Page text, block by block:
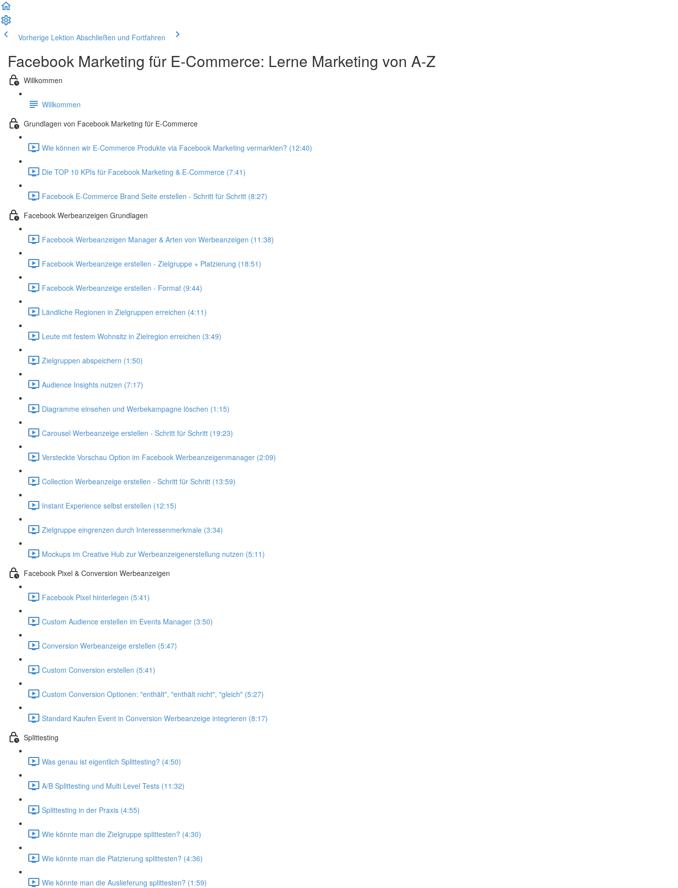
Vorherige Lektion Abschließen und Fortfahren
Facebook Marketing für E-Commerce: Lerne Marketing von A-Z
Willkommen
Willkommen
Grundlagen von Facebook Marketing für E-Commerce
Wie können wir E-Commerce Produkte via Facebook Marketing vermarkten? (12:40)
Die TOP 10 KPIs für Facebook Marketing & E-Commerce (7:41)
Facebook E-Commerce Brand Seite erstellen - Schritt für Schritt (8:27)
Facebook Werbeanzeigen Grundlagen
Facebook Werbeanzeigen Manager & Arten von Werbeanzeigen (11:38)
Facebook Werbeanzeige erstellen - Zielgruppe + Platzierung (18:51)
Facebook Werbeanzeige erstellen - Format (9:44)
Ländliche Regionen in Zielgruppen erreichen (4:11)
Leute mit festem Wohnsitz in Zielregion erreichen (3:49)
Zielgruppen abspeichern (1:50)
Audience Insights nutzen (7:17)
Diagramme einsehen und Werbekampagne löschen (1:15)
Carousel Werbeanzeige erstellen - Schritt für Schritt (19:23)
Versteckte Vorschau Option im Facebook Werbeanzeigenmanager (2:09)
Collection Werbeanzeige erstellen - Schritt für Schritt (13:59)
Instant Experience selbst erstellen (12:15)
Zielgruppe eingrenzen durch Interessenmerkmale (3:34)
Mockups im Creative Hub zur Werbeanzeigenerstellung nutzen (5:11)
Facebook Pixel & Conversion Werbeanzeigen
Facebook Pixel hinterlegen (5:41)
Custom Audience erstellen im Events Manager (3:50)
Conversion Werbeanzeige erstellen (5:47)
Custom Conversion erstellen (5:41)
Custom Conversion Optionen: "enthält", "enthält nicht", "gleich" (5:27)
Standard Kaufen Event in Conversion Werbeanzeige integrieren (8:17)
Splittesting
Was genau ist eigentlich Splittesting? (4:50)
A/B Splittesting und Multi Level Tests (11:32)
Splittesting in der Praxis (4:55)
Wie könnte man die Zielgruppe splittesten? (4:30)
Wie könnte man die Platzierung splittesten? (4:36)
Wie könnte man die Auslieferung splittesten? (1:59)